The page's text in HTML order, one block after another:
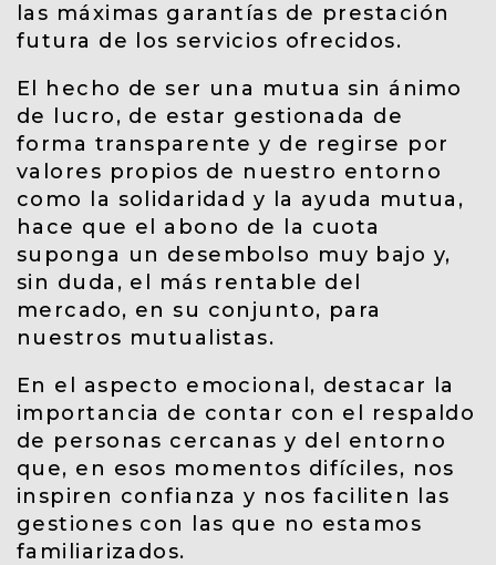
las máximas garantías de prestación
futura de los servicios ofrecidos.
El hecho de ser una mutua sin ánimo
de lucro, de estar gestionada de
forma transparente y de regirse por
valores propios de nuestro entorno
como la solidaridad y la ayuda mutua,
hace que el abono de la cuota
suponga un desembolso muy bajo y,
sin duda, el más rentable del
mercado, en su conjunto, para
nuestros mutualistas.
En el aspecto emocional, destacar la
importancia de contar con el respaldo
de personas cercanas y del entorno
que, en esos momentos difíciles, nos
inspiren confianza y nos faciliten las
gestiones con las que no estamos
familiarizados.